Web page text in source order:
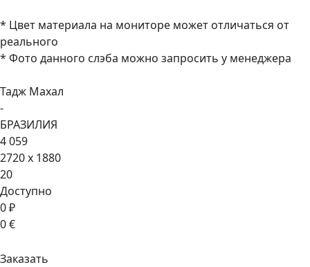
* Цвет материала на мониторе может отличаться от
реального
* Фото данного слэба можно запросить у менеджера
Тадж Махал
-
БРАЗИЛИЯ
4 059
2720 x 1880
20
Доступно
0 ₽
0 €
Заказать